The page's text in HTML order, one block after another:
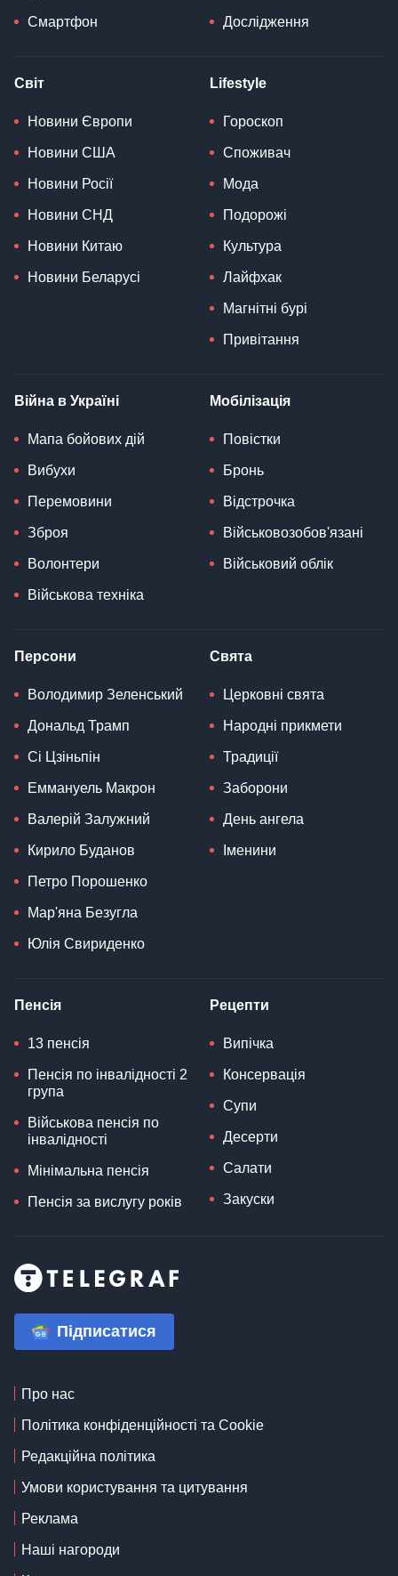
Смартфон Дослідження
Світ
Новини Європи
Новини США
Новини Росії
Новини СНД
Новини Китаю
Новини Беларусі
Lifestyle
Гороскоп
Споживач
Мода
Подорожі
Культура
Лайфхак
Магнітні бурі
Привітання
Війна в Україні
Мапа бойових дій
Вибухи
Перемовини
Зброя
Волонтери
Військова техніка
Мобілізація
Повістки
Бронь
Відстрочка
Військовозобов'язані
Військовий облік
Персони
Володимир Зеленський
Дональд Трамп
Сі Цзіньпін
Еммануель Макрон
Валерій Залужний
Кирило Буданов
Петро Порошенко
Мар'яна Безугла
Юлія Свириденко
Свята
Церковні свята
Народні прикмети
Традиції
Заборони
День ангела
Іменини
Пенсія
13 пенсія
Пенсія по інвалідності 2
група
Військова пенсія по
інвалідності
Мінімальна пенсія
Пенсія за вислугу років
Рецепти
Випічка
Консервація
Супи
Десерти
Салати
Закуски
Підписатися
Про нас
Політика конфіденційності та Cookie
Редакційна політика
Умови користування та цитування
Реклама
Наші нагороди